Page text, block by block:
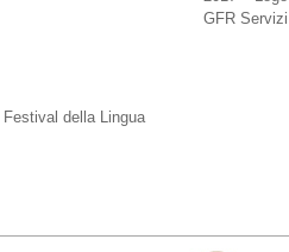
GFR Servizi
della Lingua